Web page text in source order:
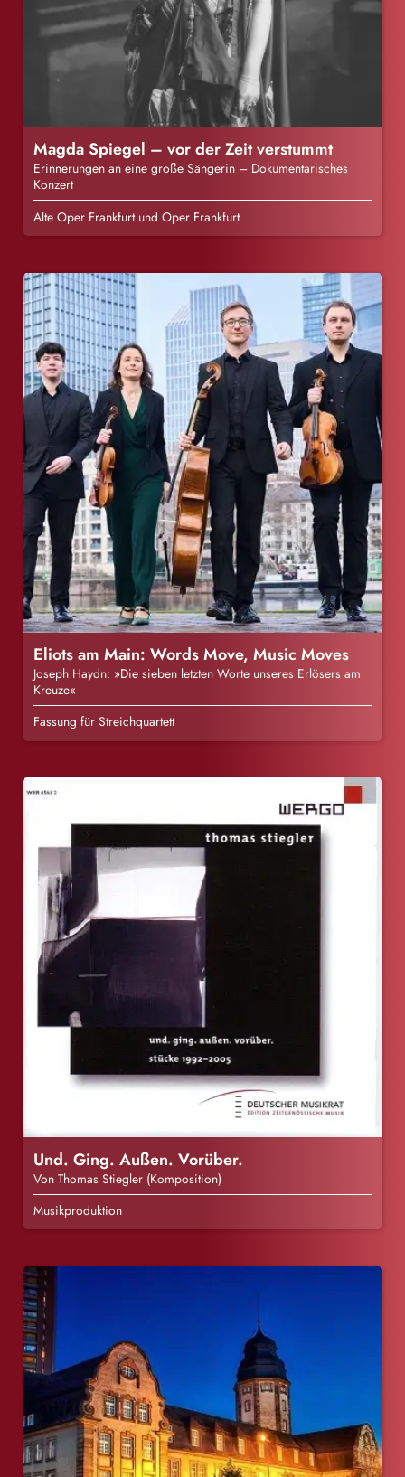
Magda Spiegel – vor der Zeit verstummt
Erinnerungen an eine große Sängerin – Dokumentarisches
Konzert
Alte Oper Frankfurt und Oper Frankfurt
Eliots am Main: Words Move, Music Moves
Joseph Haydn: »Die sieben letzten Worte unseres Erlösers am
Kreuze«
Fassung für Streichquartett
Und. Ging. Außen. Vorüber.
Von Thomas Stiegler (Komposition)
Musikproduktion